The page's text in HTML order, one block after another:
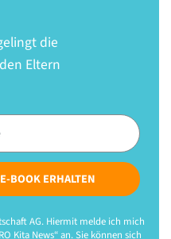
die
Eltern
BOOK ERHALTEN
AG. Hiermit melde ich mich
Kita News“ an. Sie können sich